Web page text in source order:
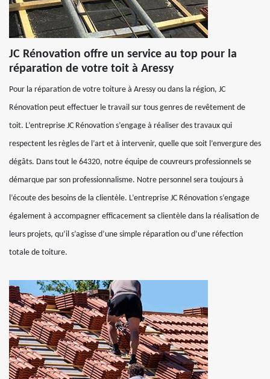
JC Rénovation offre un service au top pour la
réparation de votre toit à Aressy
Pour la réparation de votre toiture à Aressy ou dans la région, JC
Rénovation peut effectuer le travail sur tous genres de revêtement de
toit. L’entreprise JC Rénovation s’engage à réaliser des travaux qui
respectent les règles de l’art et à intervenir, quelle que soit l’envergure des
dégâts. Dans tout le 64320, notre équipe de couvreurs professionnels se
démarque par son professionnalisme. Notre personnel sera toujours à
l’écoute des besoins de la clientèle. L’entreprise JC Rénovation s’engage
également à accompagner efficacement sa clientèle dans la réalisation de
leurs projets, qu’il s’agisse d’une simple réparation ou d’une réfection
totale de toiture.